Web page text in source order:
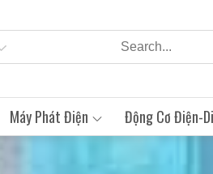
Máy Phát Điện Động Cơ Điện-